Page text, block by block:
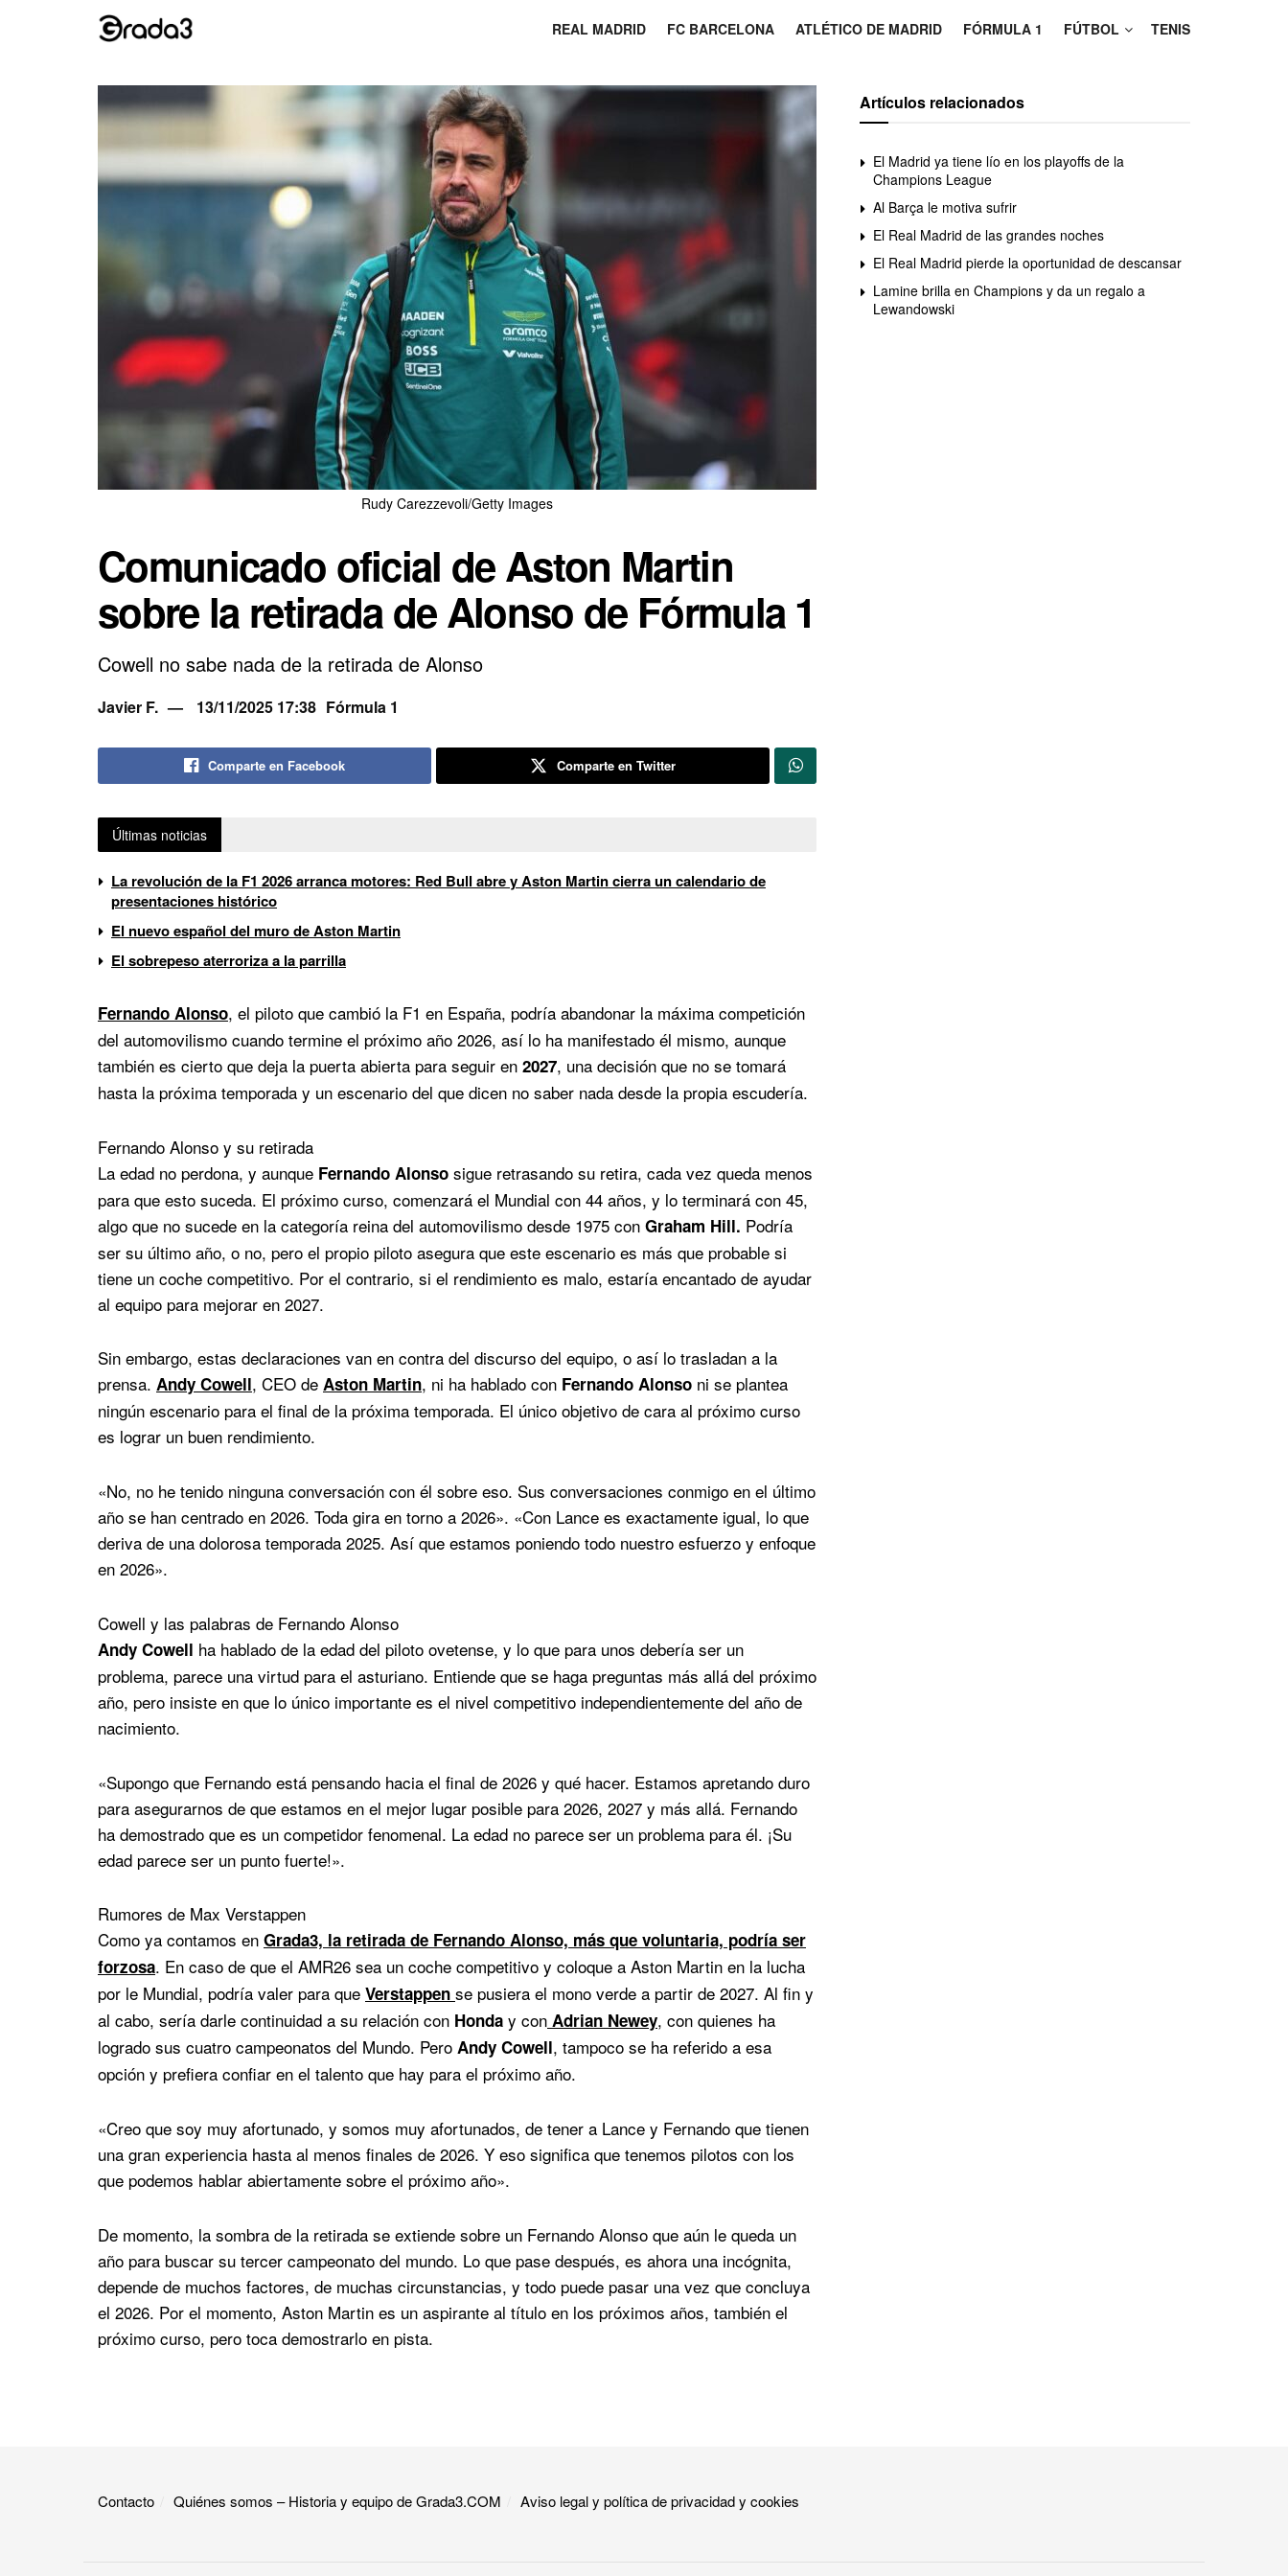
REAL MADRID FC BARCELONA ATLÉTICO DE MADRID FÓRMULA 1 FÚTBOL TENIS
Rudy Carezzevoli/Getty Images
Comunicado oficial de Aston Martin
sobre la retirada de Alonso de Fórmula 1
Cowell no sabe nada de la retirada de Alonso
Javier F. 13/11/2025 17:38 Fórmula 1
Comparte en Facebook Comparte en Twitter
Últimas noticias
La revolución de la F1 2026 arranca motores: Red Bull abre y Aston Martin cierra un calendario de
presentaciones histórico
El nuevo español del muro de Aston Martin
El sobrepeso aterroriza a la parrilla
Fernando Alonso, el piloto que cambió la F1 en España, podría abandonar la máxima competición
del automovilismo cuando termine el próximo año 2026, así lo ha manifestado él mismo, aunque
también es cierto que deja la puerta abierta para seguir en 2027, una decisión que no se tomará
hasta la próxima temporada y un escenario del que dicen no saber nada desde la propia escudería.
Fernando Alonso y su retirada
La edad no perdona, y aunque Fernando Alonso sigue retrasando su retira, cada vez queda menos
para que esto suceda. El próximo curso, comenzará el Mundial con 44 años, y lo terminará con 45,
algo que no sucede en la categoría reina del automovilismo desde 1975 con Graham Hill. Podría
ser su último año, o no, pero el propio piloto asegura que este escenario es más que probable si
tiene un coche competitivo. Por el contrario, si el rendimiento es malo, estaría encantado de ayudar
al equipo para mejorar en 2027.
Sin embargo, estas declaraciones van en contra del discurso del equipo, o así lo trasladan a la
prensa. Andy Cowell, CEO de Aston Martin, ni ha hablado con Fernando Alonso ni se plantea
ningún escenario para el final de la próxima temporada. El único objetivo de cara al próximo curso
es lograr un buen rendimiento.
«No, no he tenido ninguna conversación con él sobre eso. Sus conversaciones conmigo en el último
año se han centrado en 2026. Toda gira en torno a 2026». «Con Lance es exactamente igual, lo que
deriva de una dolorosa temporada 2025. Así que estamos poniendo todo nuestro esfuerzo y enfoque
en 2026».
Cowell y las palabras de Fernando Alonso
Andy Cowell ha hablado de la edad del piloto ovetense, y lo que para unos debería ser un
problema, parece una virtud para el asturiano. Entiende que se haga preguntas más allá del próximo
año, pero insiste en que lo único importante es el nivel competitivo independientemente del año de
nacimiento.
«Supongo que Fernando está pensando hacia el final de 2026 y qué hacer. Estamos apretando duro
para asegurarnos de que estamos en el mejor lugar posible para 2026, 2027 y más allá. Fernando
ha demostrado que es un competidor fenomenal. La edad no parece ser un problema para él. ¡Su
edad parece ser un punto fuerte!».
Rumores de Max Verstappen
Como ya contamos en Grada3, la retirada de Fernando Alonso, más que voluntaria, podría ser
forzosa. En caso de que el AMR26 sea un coche competitivo y coloque a Aston Martin en la lucha
por le Mundial, podría valer para que Verstappen se pusiera el mono verde a partir de 2027. Al fin y
al cabo, sería darle continuidad a su relación con Honda y con Adrian Newey, con quienes ha
logrado sus cuatro campeonatos del Mundo. Pero Andy Cowell, tampoco se ha referido a esa
opción y prefiera confiar en el talento que hay para el próximo año.
«Creo que soy muy afortunado, y somos muy afortunados, de tener a Lance y Fernando que tienen
una gran experiencia hasta al menos finales de 2026. Y eso significa que tenemos pilotos con los
que podemos hablar abiertamente sobre el próximo año».
De momento, la sombra de la retirada se extiende sobre un Fernando Alonso que aún le queda un
año para buscar su tercer campeonato del mundo. Lo que pase después, es ahora una incógnita,
depende de muchos factores, de muchas circunstancias, y todo puede pasar una vez que concluya
el 2026. Por el momento, Aston Martin es un aspirante al título en los próximos años, también el
próximo curso, pero toca demostrarlo en pista.
Artículos relacionados
El Madrid ya tiene lío en los playoffs de la
Champions League
Al Barça le motiva sufrir
El Real Madrid de las grandes noches
El Real Madrid pierde la oportunidad de descansar
Lamine brilla en Champions y da un regalo a
Lewandowski
Contacto Quiénes somos – Historia y equipo de Grada3.COM Aviso legal y política de privacidad y cookies​